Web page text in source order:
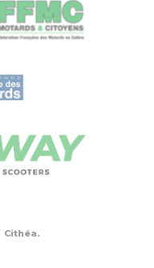
Cithéa.